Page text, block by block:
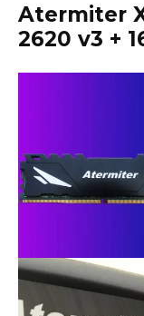
Atermiter
2620 v3 +